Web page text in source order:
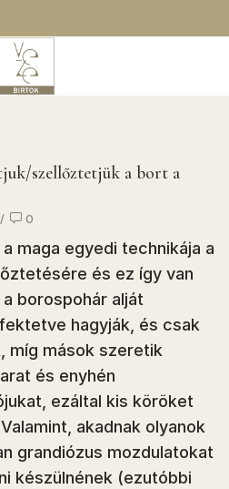
szellőztetjük a bort a
/ 0
maga egyedi technikája a
és ez így van
borospohár alját
hagyják, és csak
míg mások szeretik
és enyhén
ezáltal kis köröket
akadnak olyanok
grandiózus mozdulatokat
készülnének (ezutóbbi